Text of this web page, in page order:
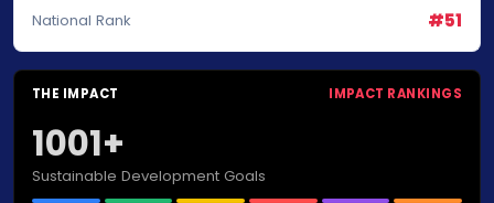
National Rank #51
THE IMPACT IMPACT RANKINGS
1001+
Sustainable Development Goals